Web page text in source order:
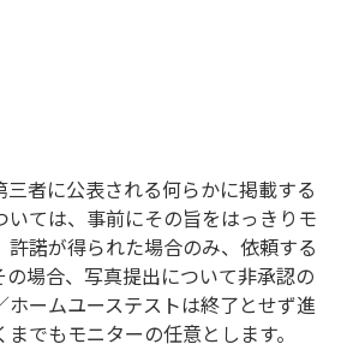
三者に公表される何らかに掲載する
いては、事前にその旨をはっきりモ
許諾が得られた場合のみ、依頼する
の場合、写真提出について非承認の
ームユーステストは終了とせず進
でもモニターの任意とします。